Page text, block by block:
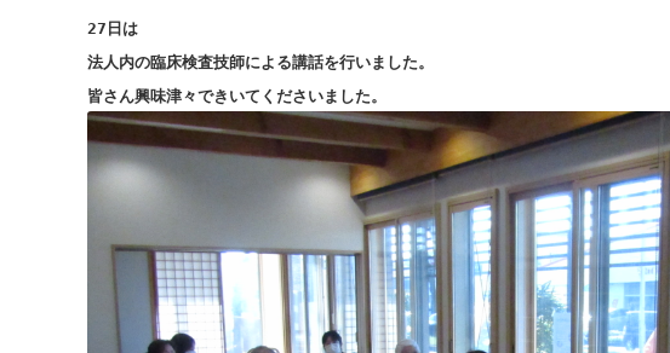
27日は
法人内の臨床検査技師による講話を行いました。
皆さん興味津々できいてくださいました。